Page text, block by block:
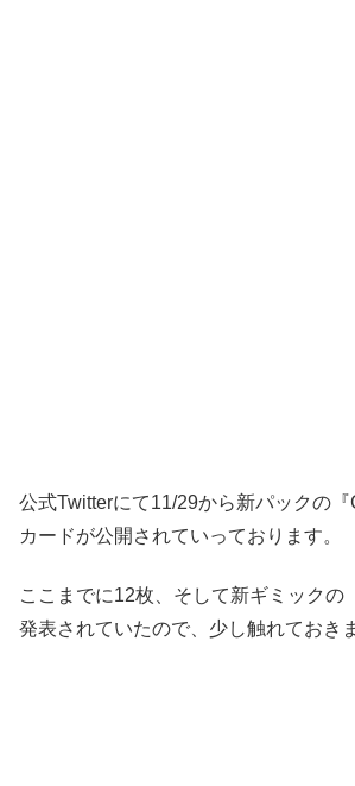
公式Twitterにて11/29から新パックの
カードが公開されていっております。
ここまでに12枚、そして新ギミックの
発表されていたので、少し触れておき